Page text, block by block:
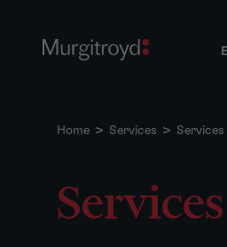
Home > Services >